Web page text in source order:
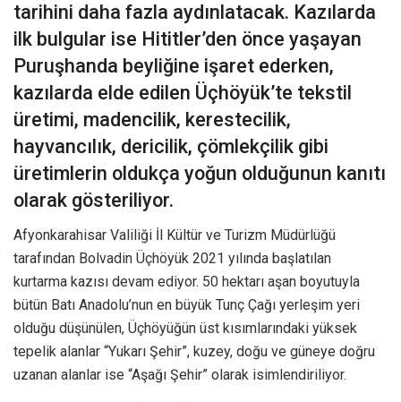
tarihini daha fazla aydınlatacak. Kazılarda
ilk bulgular ise Hititler’den önce yaşayan
Puruşhanda beyliğine işaret ederken,
kazılarda elde edilen Üçhöyük’te tekstil
üretimi, madencilik, kerestecilik,
hayvancılık, dericilik, çömlekçilik gibi
üretimlerin oldukça yoğun olduğunun kanıtı
olarak gösteriliyor.
Afyonkarahisar Valiliği İl Kültür ve Turizm Müdürlüğü
tarafından Bolvadin Üçhöyük 2021 yılında başlatılan
kurtarma kazısı devam ediyor. 50 hektarı aşan boyutuyla
bütün Batı Anadolu’nun en büyük Tunç Çağı yerleşim yeri
olduğu düşünülen, Üçhöyüğün üst kısımlarındaki yüksek
tepelik alanlar “Yukarı Şehir”, kuzey, doğu ve güneye doğru
uzanan alanlar ise “Aşağı Şehir” olarak isimlendiriliyor.